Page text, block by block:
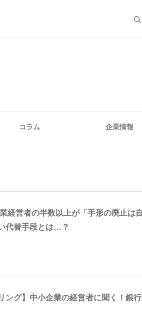
コラム 企業情報
経営者の半数以上が「手形の廃止は
代替手段とは…？
ング】中小企業の経営者に聞く！銀